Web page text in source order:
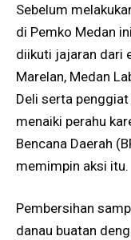
Sebelum
di Pemko Medan
diikuti jajaran dari
Marelan, Medan
Deli serta
menaiki perahu
Bencana Daerah
memimpin aksi itu.
Pembersihan
danau buatan